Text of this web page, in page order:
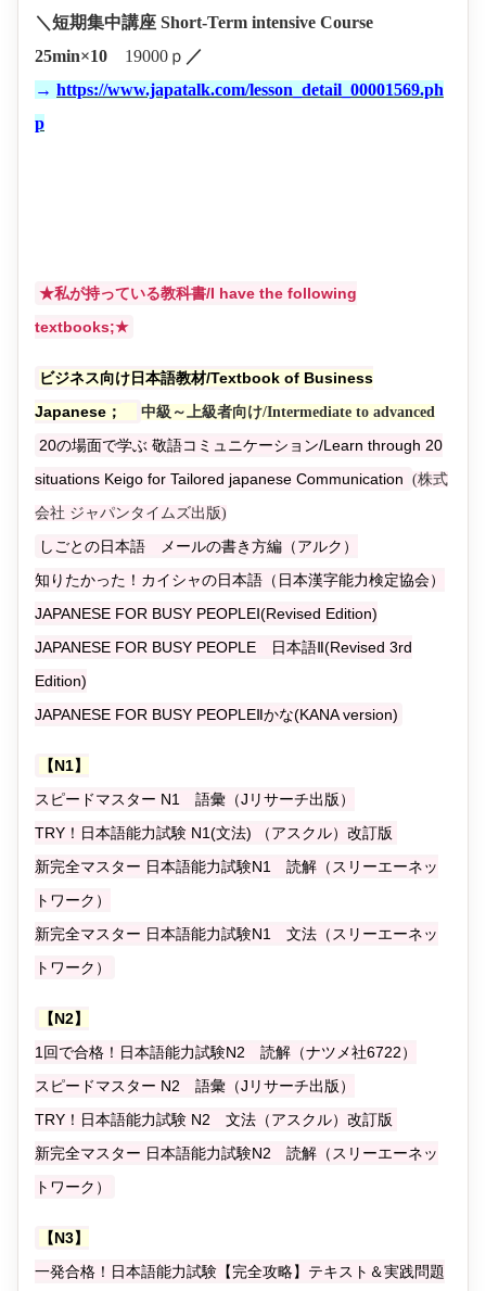
＼短期集中講座 Short-Term intensive Course
25min×10 19000 ｐ ／
→ https://www.japatalk.com/lesson_detail_00001569.ph
p
★私が持っている教科書/I have the following
textbooks;★
ビジネス向け日本語教材/Textbook of Business
Japanese ； 中級～上級者向け/Intermediate to advanced
20の場面で学ぶ 敬語コミュニケーション/Learn through 20
situations Keigo for Tailored japanese Communication (株式
会社 ジャパンタイムズ出版)
しごとの日本語 メールの書き方編（アルク）
知りたかった！カイシャの日本語（日本漢字能力検定協会）
JAPANESE FOR BUSY PEOPLEⅠ(Revised Edition)
JAPANESE FOR BUSY PEOPLE 日本語Ⅱ(Revised 3rd
Edition)
JAPANESE FOR BUSY PEOPLEⅡかな(KANA version)
【N1】
スピードマスター N1 語彙（Jリサーチ出版）
TRY！日本語能力試験 N1(文法) （アスクル）改訂版
新完全マスター 日本語能力試験N1 読解（スリーエーネッ
トワーク）
新完全マスター 日本語能力試験N1 文法（スリーエーネッ
トワーク）
【N2】
1回で合格！日本語能力試験N2 読解（ナツメ社6722）
スピードマスター N2 語彙（Jリサーチ出版）
TRY！日本語能力試験 N2 文法（アスクル）改訂版
新完全マスター 日本語能力試験N2 読解（スリーエーネッ
トワーク）
【N3】
一発合格！日本語能力試験【完全攻略】テキスト＆実践問題